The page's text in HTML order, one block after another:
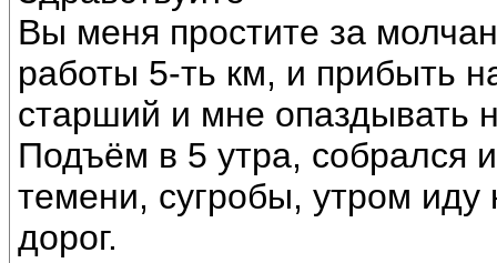
Вы меня простите за
работы 5-ть км, и прибыть
старший и мне опаздывать
Подъём в 5 утра, собрался
темени, сугробы, утром
дорог.